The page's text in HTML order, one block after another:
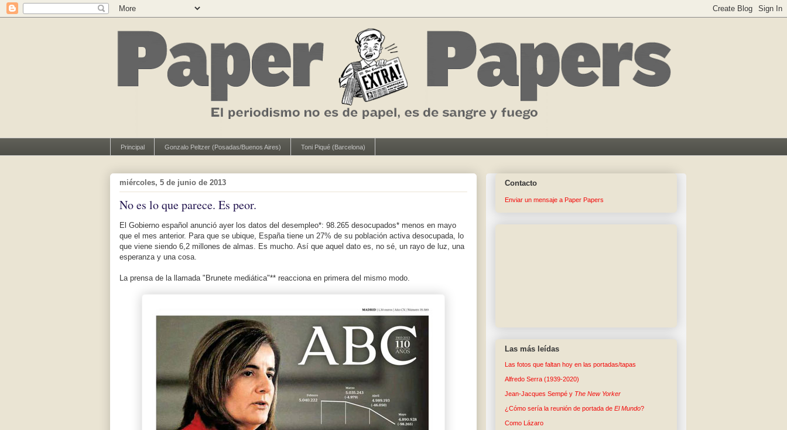
Principal Gonzalo Peltzer (Posadas/Buenos Aires) Toni Piqué (Barcelona)
miércoles, 5 de junio de 2013
No es lo que parece. Es peor.
El Gobierno español anunció ayer los datos del desempleo*: 98.265 desocupados* menos en mayo
que el mes anterior. Para que se ubique, España tiene un 27% de su población activa desocupada, lo
que viene siendo 6,2 millones de almas. Es mucho. Así que aquel dato es, no sé, un rayo de luz, una
esperanza y una cosa.
La prensa de la llamada "Brunete mediática"** reacciona en primera del mismo modo.
Contacto
Enviar un mensaje a Paper Papers
Las más leídas
Las fotos que faltan hoy en las portadas/tapas
Alfredo Serra (1939-2020)
Jean-Jacques Sempé y The New Yorker
¿Cómo sería la reunión de portada de El Mundo?
Como Lázaro